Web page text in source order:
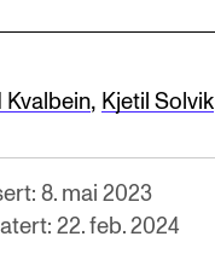
Kvalbein, Kjetil Solvik
8. mai 2023
22. feb. 2024